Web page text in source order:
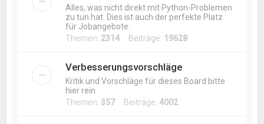
Alles, was nicht direkt mit Python-Problemen
zu tun hat. Dies ist auch der perfekte Platz
für Jobangebote.
Themen: 2314 Beiträge: 19628
Verbesserungsvorschläge
Kritik und Vorschläge für dieses Board bitte
hier rein.
Themen: 357Beiträge:4002